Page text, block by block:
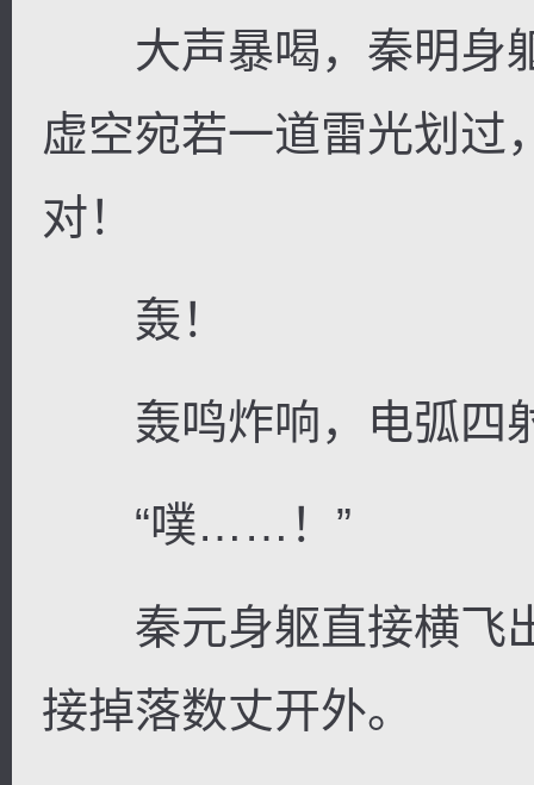
大声暴喝，秦明身
虚空宛若一道雷光划过
对！
轰！
轰鸣炸响，电弧四
“噗……！”
秦元身躯直接横飞
接掉落数丈开外。